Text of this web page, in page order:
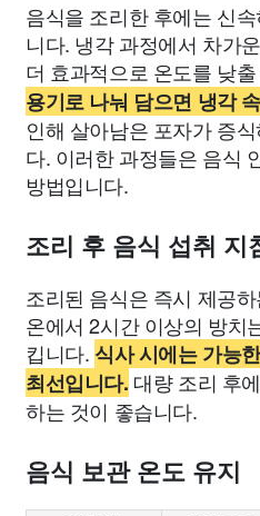
음식을 조리한 후에는 신
니다. 냉각 과정에서 차가
더 효과적으로 온도를 낮
용기로 나눠 담으면 냉각
인해 살아남은 포자가 증
다. 이러한 과정들은 음식
방법입니다.
조리 후 음식 섭취 지
조리된 음식은 즉시 제공
온에서 2시간 이상의 방치
킵니다. 식사 시에는 가능
최선입니다. 대량 조리 후
하는 것이 좋습니다.
음식 보관 온도 유지